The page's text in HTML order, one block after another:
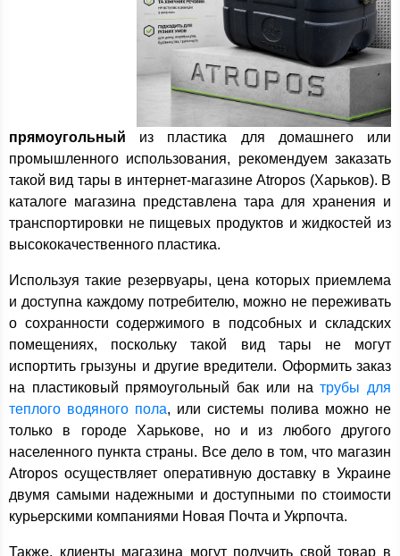
прямоугольный из пластика для домашнего или
промышленного использования, рекомендуем заказать
такой вид тары в интернет-магазине Atropos (Харьков). В
каталоге магазина представлена тара для хранения и
транспортировки не пищевых продуктов и жидкостей из
высококачественного пластика.
Используя такие резервуары, цена которых приемлема
и доступна каждому потребителю, можно не переживать
о сохранности содержимого в подсобных и складских
помещениях, поскольку такой вид тары не могут
испортить грызуны и другие вредители. Оформить заказ
на пластиковый прямоугольный бак или натрубы для
теплого водяного пола, или системы полива можно не
только в городе Харькове, но и из любого другого
населенного пункта страны. Все дело в том, что магазин
Atropos осуществляет оперативную доставку в Украине
двумя самыми надежными и доступными по стоимости
курьерскими компаниями Новая Почта и Укрпочта.
Также, клиенты магазина могут получить свой товар в